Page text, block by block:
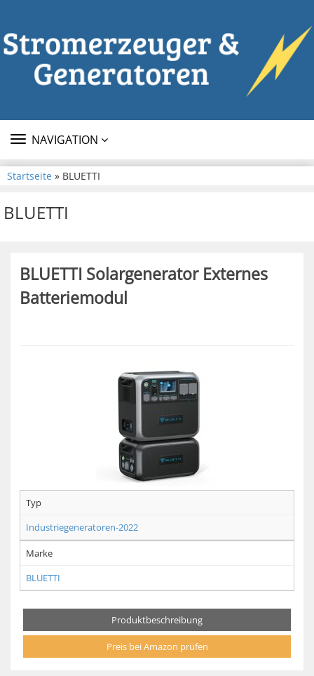
TOGGLE
NAVIGATION
Startseite » BLUETTI
BLUETTI
BLUETTI Solargenerator Externes
Batteriemodul
Typ
Industriegeneratoren-2022
Marke
BLUETTI
Produktbeschreibung
Preis bei Amazon prüfen